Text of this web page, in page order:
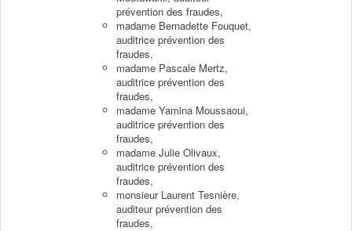
prévention des fraudes,
madame Bernadette Fouquet,
auditrice prévention des
fraudes,
madame Pascale Mertz,
auditrice prévention des
fraudes,
madame Yamina Moussaoui,
auditrice prévention des
fraudes,
madame Julie Olivaux,
auditrice prévention des
fraudes,
monsieur Laurent Tesnière,
auditeur prévention des
fraudes,